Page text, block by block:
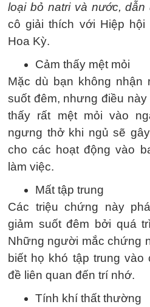
loại bỏ natri và nước,
cô giải thích với Hiệp
Hoa Kỳ.
Cảm thấy mệt mỏi
Mặc dù bạn không nhận
suốt đêm, nhưng điều
thấy rất mệt mỏi vào
ngưng thở khi ngủ sẽ
cho các hoạt động vào
làm việc.
Mất tập trung
Các triệu chứng này
giảm suốt đêm bởi quá
Những người mắc chứng
biết họ khó tập trung
đề liên quan đến trí nhớ.
Tính khí thất thường